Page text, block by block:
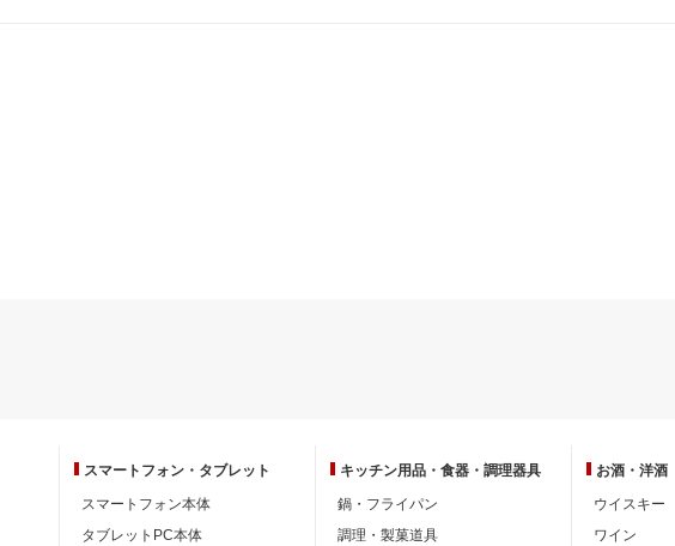
スマートフォン・ タブレット
スマートフォン本体
タブレットPC本体
キッチン用品・ 食器・調理器具
鍋・フライパン
調理・製菓道具
お酒・洋酒
ウイスキー
ワイン